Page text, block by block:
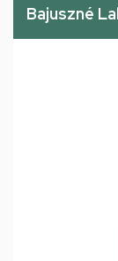
Bajuszné